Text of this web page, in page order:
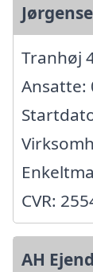
Tranhøj
Ansatte:
CVR:
AH